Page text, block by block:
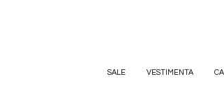
SALE VESTIMENTA